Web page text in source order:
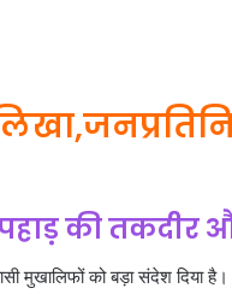
की तकदीर
मुखालिफों को बड़ा संदेश दिया